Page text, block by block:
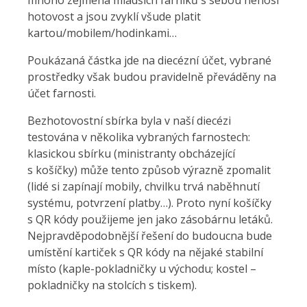
hotovost a jsou zvyklí všude platit
kartou/mobilem/hodinkami…
Poukázaná částka jde na diecézní účet, vybrané
prostředky však budou pravidelně převáděny na
účet farnosti.
Bezhotovostní sbírka byla v naší diecézi
testována v několika vybraných farnostech:
klasickou sbírku (ministranty obcházející
s košíčky) může tento způsob výrazně zpomalit
(lidé si zapínají mobily, chvilku trvá naběhnutí
systému, potvrzení platby…). Proto nyní košíčky
s QR kódy použijeme jen jako zásobárnu letáků.
Nejpravděpodobnější řešení do budoucna bude
umístění kartiček s QR kódy na nějaké stabilní
místo (kaple-pokladničky u východu; kostel –
pokladničky na stolcích s tiskem).